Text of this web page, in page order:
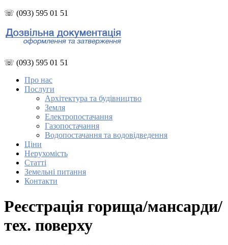
☏ (093) 595 01 51
☏ (093) 595 01 51
Про нас
Послуги
Архітектура та будівництво
Земля
Електропостачання
Газопостачання
Водопостачання та водовідведення
Ціни
Нерухомість
Статті
Земельні питання
Контакти
Реєстрація горища/мансарди/
тех. поверху